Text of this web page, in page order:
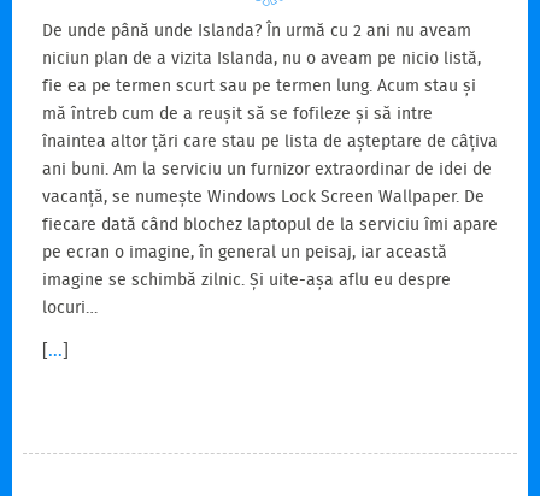
De unde până unde Islanda? În urmă cu 2 ani nu aveam
niciun plan de a vizita Islanda, nu o aveam pe nicio listă,
fie ea pe termen scurt sau pe termen lung. Acum stau și
mă întreb cum de a reușit să se fofileze și să intre
înaintea altor țări care stau pe lista de așteptare de câțiva
ani buni. Am la serviciu un furnizor extraordinar de idei de
vacanță, se numește Windows Lock Screen Wallpaper. De
fiecare dată când blochez laptopul de la serviciu îmi apare
pe ecran o imagine, în general un peisaj, iar această
imagine se schimbă zilnic. Și uite-așa aflu eu despre
locuri…
[...]